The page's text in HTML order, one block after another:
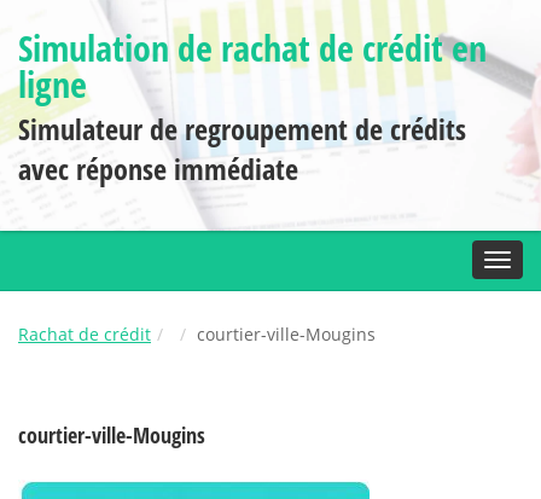
Simulation de rachat de crédit en
ligne
Simulateur de regroupement de crédits
avec réponse immédiate
Rachat de crédit courtier-ville-Mougins
courtier-ville-Mougins